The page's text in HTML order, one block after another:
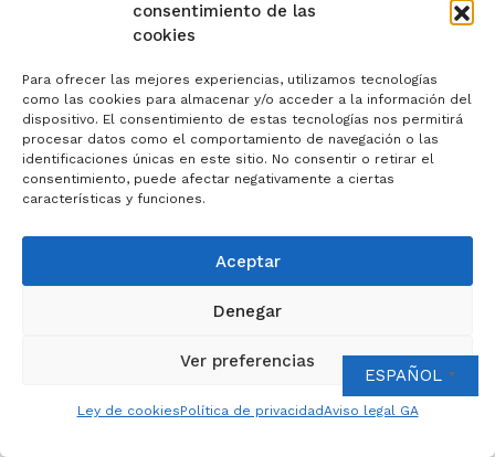
consentimiento de las
cookies
Para ofrecer las mejores experiencias, utilizamos tecnologías
como las cookies para almacenar y/o acceder a la información del
dispositivo. El consentimiento de estas tecnologías nos permitirá
procesar datos como el comportamiento de navegación o las
identificaciones únicas en este sitio. No consentir o retirar el
consentimiento, puede afectar negativamente a ciertas
características y funciones.
Aceptar
Denegar
Ver preferencias
Ley de cookiesPolítica de privacidadAviso legal GA
ESPAÑOL ▼